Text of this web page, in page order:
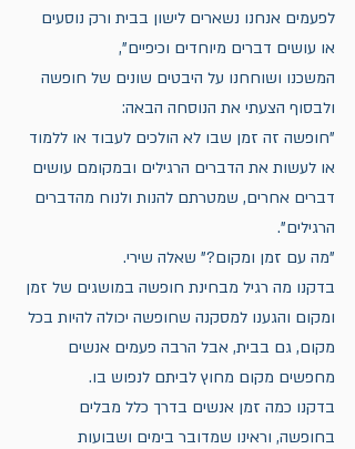
לפעמים אנחנו נשארים לישון בבית ורק נוסעים
או עושים דברים מיוחדים וכיפיים",
המשכנו ושוחחנו על היבטים שונים של חופשה
ולבסוף הצעתי את הנוסחה הבאה:
"חופשה זה זמן שבו לא הולכים לעבוד או ללמוד
או לעשות את הדברים הרגילים ובמקומם עושים
דברים אחרים, שמטרתם להנות ולנוח מהדברים
הרגילים".
"מה עם זמן ומקום?" שאלה שירי.
בדקנו מה רגיל מבחינת חופשה במושגים של זמן
ומקום והגענו למסקנה שחופשה יכולה להיות בכל
מקום, גם בבית, אבל הרבה פעמים אנשים
מחפשים מקום מחוץ לביתם לנפוש בו.
בדקנו כמה זמן אנשים בדרך כלל מבלים
בחופשה, וראינו שמדובר בימים ושבועות